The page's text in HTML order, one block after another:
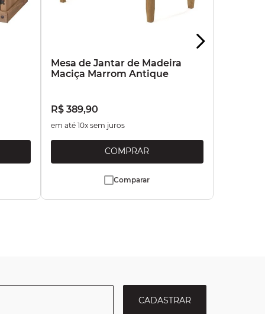
Mesa de Jantar de Madeira
Maciça Marrom Antique
R$ 389,90
em até 10x sem juros
Comparar
CADASTRAR